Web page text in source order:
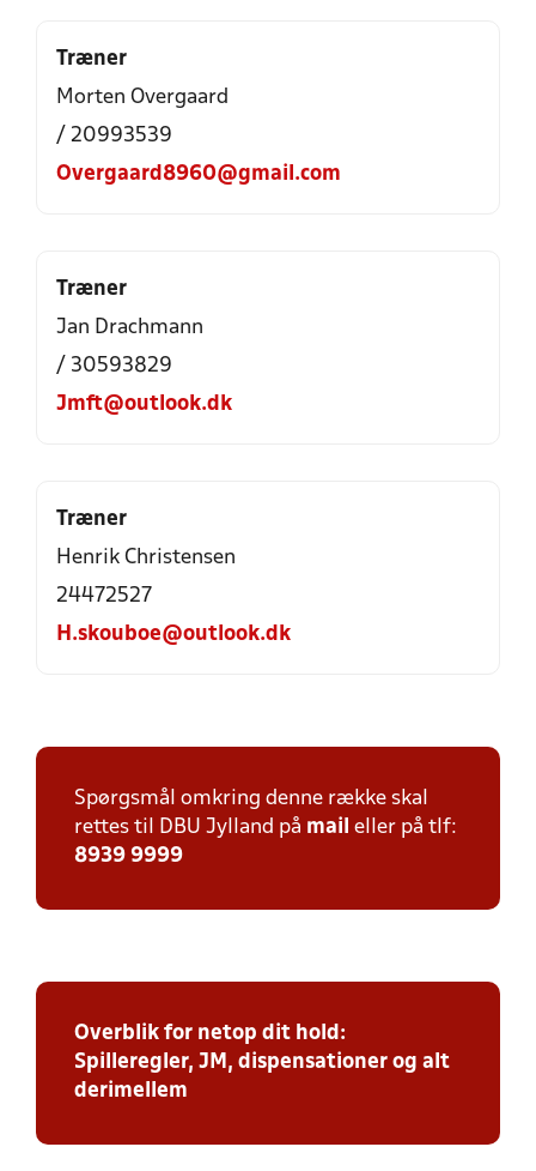
Træner
Morten Overgaard
/ 20993539
Overgaard8960@gmail.com
Træner
Jan Drachmann
/ 30593829
Jmft@outlook.dk
Træner
Henrik Christensen
24472527
H.skouboe@outlook.dk
Spørgsmål omkring denne række skal
rettes til DBU Jylland på mail eller på tlf:
8939 9999
Overblik for netop dit hold:
Spilleregler, JM, dispensationer og alt
derimellem